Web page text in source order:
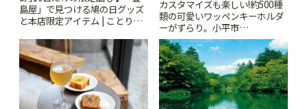
島屋」で見つける鳩の日グッズ
と本店限定アイテム | ことりっ
カスタマイズも楽しい!約500種
類の可愛いワッペンキーホルダ
ーがずらり。小平市
「Kimamaya T&K」 | ことりっ
ぷ